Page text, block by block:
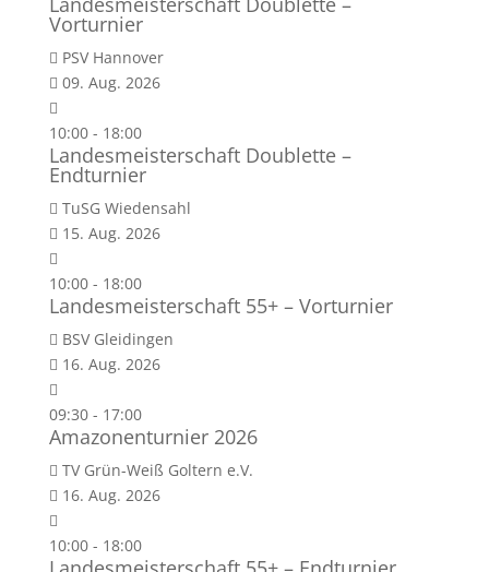
Vorturnier
PSV Hannover
09. Aug. 2026
10:00- 18:00
Landesmeisterschaft Doublette –
Endturnier
TuSG Wiedensahl
15. Aug. 2026
10:00- 18:00
Landesmeisterschaft 55+ – Vorturnier
BSV Gleidingen
16. Aug. 2026
09:30- 17:00
Amazonenturnier 2026
TV Grün-Weiß Goltern e.V.
16. Aug. 2026
10:00- 18:00